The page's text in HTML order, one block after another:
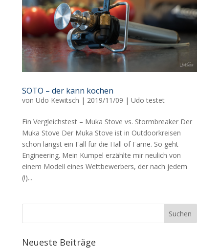
SOTO – der kann kochen
von Udo Kewitsch | 2019/11/09 | Udo testet
Ein Vergleichstest – Muka Stove vs. Stormbreaker Der
Muka Stove Der Muka Stove ist in Outdoorkreisen
schon längst ein Fall für die Hall of Fame. So geht
Engineering. Mein Kumpel erzählte mir neulich von
einem Modell eines Wettbewerbers, der nach jedem
(!)...
Neueste Beiträge